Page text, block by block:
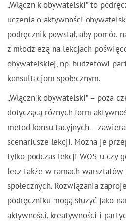
„Włącznik obywatelski” to
uczenia o aktywności
podręcznik powstał, aby pomóc
z młodzieżą na lekcjach
obywatelskiej, np. budżetowi
konsultacjom społecznym.
„Włącznik obywatelski” – poza
dotyczącą różnych form
metod konsultacyjnych –
scenariusze lekcji. Można je
tylko podczas lekcji WOS-u czy
lecz także w ramach
społecznych. Rozwiązania
podręczniku mogą służyć jako
aktywności, kreatywności i